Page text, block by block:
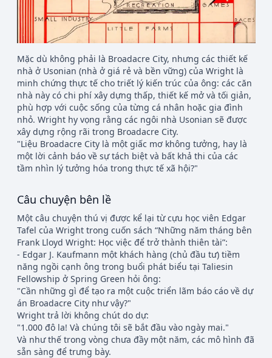
Mặc dù không phải là Broadacre City, nhưng các thiết kế
nhà ở Usonian (nhà ở giá rẻ và bền vững) của Wright là
minh chứng thực tế cho triết lý kiến trúc của ông: các căn
nhà này có chi phí xây dựng thấp, thiết kế mở và tối giản,
phù hợp với cuộc sống của từng cá nhân hoặc gia đình
nhỏ. Wright hy vọng rằng các ngôi nhà Usonian sẽ được
xây dựng rộng rãi trong Broadacre City.
"Liệu Broadacre City là một giấc mơ không tưởng, hay là
một lời cảnh báo về sự tách biệt và bất khả thi của các
tầm nhìn lý tưởng hóa trong thực tế xã hội?"
Câu chuyện bên lề
Một câu chuyện thú vị được kể lại từ cựu học viên Edgar
Tafel của Wright trong cuốn sách “Những năm tháng bên
Frank Lloyd Wright: Học việc để trở thành thiên tài”:
- Edgar J. Kaufmann một khách hàng (chủ đầu tư) tiềm
năng ngồi cạnh ông trong buổi phát biểu tại Taliesin
Fellowship ở Spring Green hỏi ông:
"Cần những gì để tạo ra một cuộc triển lãm báo cáo về dự
án Broadacre City như vậy?"
Wright trả lời không chút do dự:
"1.000 đô la! Và chúng tôi sẽ bắt đầu vào ngày mai."
Và như thế trong vòng chưa đầy một năm, các mô hình đã
sẵn sàng để trưng bày.